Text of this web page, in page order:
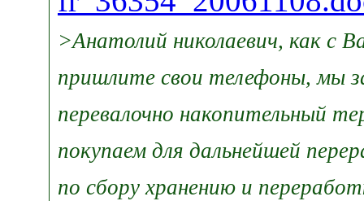
>Анатолий николаевич, как с
пришлите свои телефоны, мы
перевалочно накопительный
покупаем для дальнейшей
по сбору хранению и